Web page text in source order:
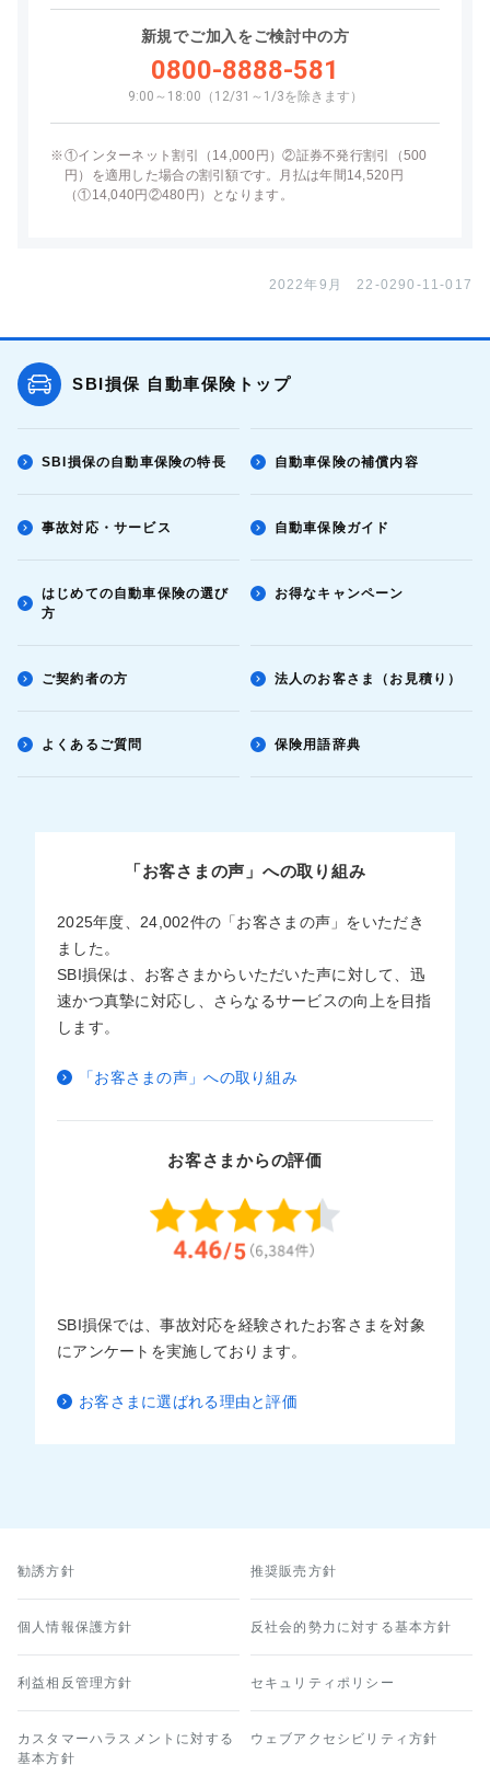
新規でご加入をご検討中の方
0800-8888-581
9:00～18:00（12/31～1/3を除きます）
※①インターネット割引（14,000円）②証券不発行割引（500
円）を適用した場合の割引額です。月払は年間14,520円
（①14,040円②480円）となります。
2022年9月 22-0290-11-017
SBI損保 自動車保険トップ
SBI損保の自動車保険の特長 自動車保険の補償内容
事故対応・サービス 自動車保険ガイド
はじめての自動車保険の選び
方
お得なキャンペーン
ご契約者の方 法人のお客さま（お見積り）
よくあるご質問 保険用語辞典
「お客さまの声」への取り組み
2025年度、24,002件の「お客さまの声」をいただき
ました。
SBI損保は、お客さまからいただいた声に対して、迅
速かつ真摯に対応し、さらなるサービスの向上を目指
します。
「お客さまの声」への取り組み
お客さまからの評価
SBI損保では、事故対応を経験されたお客さまを対象
にアンケートを実施しております。
お客さまに選ばれる理由と評価
勧誘方針 推奨販売方針
個人情報保護方針 反社会的勢力に対する基本方針
利益相反管理方針 セキュリティポリシー
カスタマーハラスメントに対する
基本方針
ウェブアクセシビリティ方針